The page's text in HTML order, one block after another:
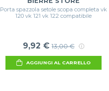
Porta spazzola setole scopa completa vk
120 vk 121 vk 122 compatibile
9,92 € 13,00 €
AGGIUNGI AL CARRELLO